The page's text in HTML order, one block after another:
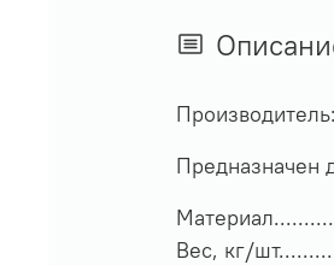
Производитель:
Предназначен
Вес, кг/